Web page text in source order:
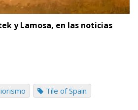
y Lamosa, en las noticias
Tile of Spain